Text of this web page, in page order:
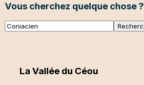
Vous cherchez quelque chose ?
La Vallée du Céou